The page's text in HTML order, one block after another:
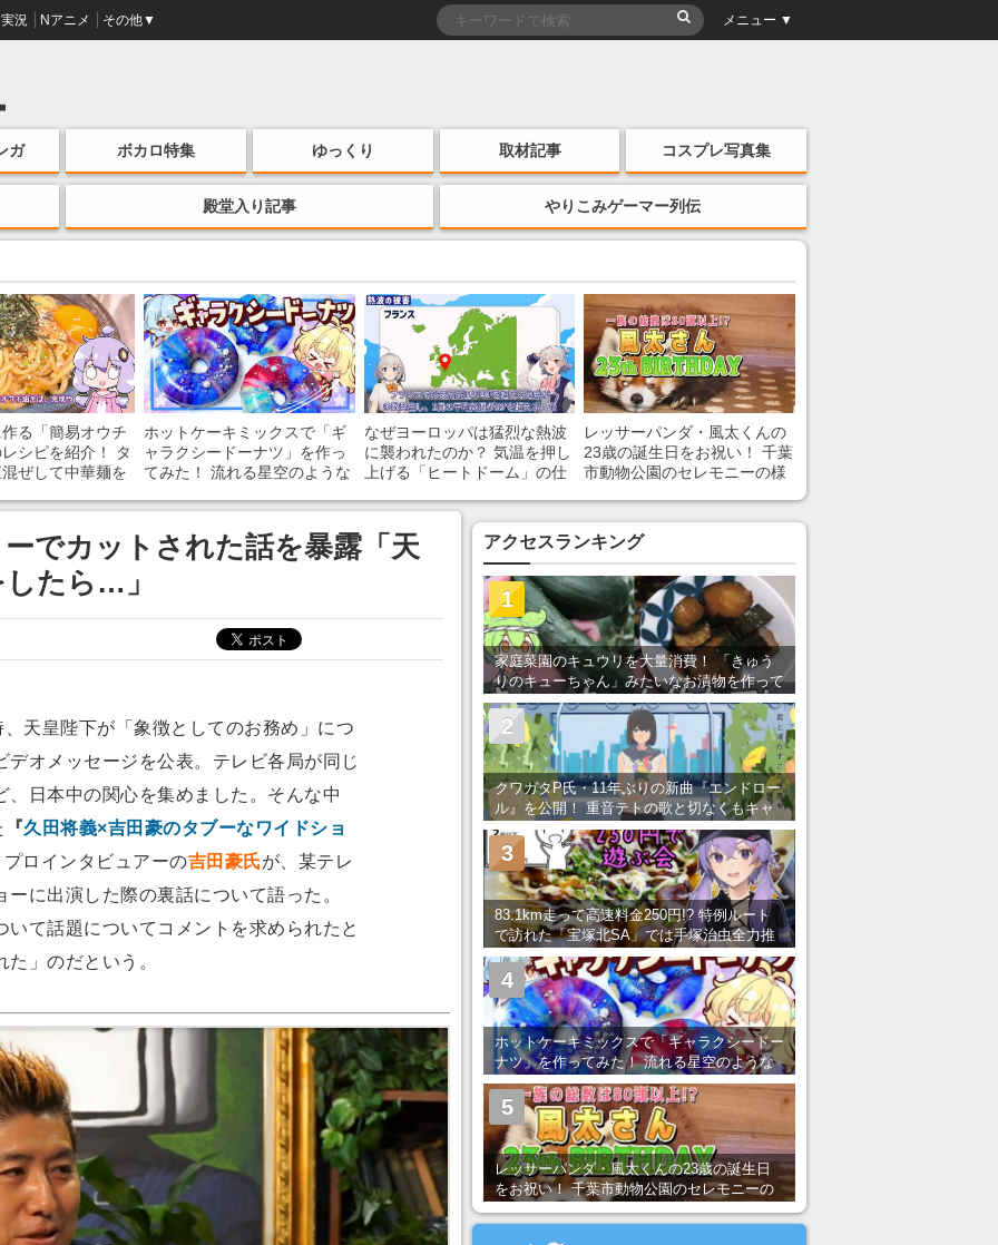
実況 Nアニメ その他▼ メニュー ▼
ガ ボカロ特集 ゆっくり 取材記事 コスプレ写真集
殿堂入り記事 やりこみゲーマー列伝
る「簡易オウチ
シピを紹介！ タ
ぜして中華麺を
う
ホットケーキミックスで「ギ
ャラクシードーナツ」を作っ
てみた！ 流れる星空のような
なぜヨーロッパは猛烈な熱波
に襲われたのか？ 気温を押し
上げる「ヒートドーム」の仕
レッサーパンダ・風太くんの
23歳の誕生日をお祝い！ 千葉
市動物公園のセレモニーの様
でカットされた話を暴露「天
たら…」
天皇陛下が「象徴としてのお務め」につ
デオメッセージを公表。テレビ各局が同じ
、日本中の関心を集めました。そんな中
『久田将義×吉田豪のタブーなワイドショ
ロインタビュアーの吉田豪氏が、某テレ
に出演した際の裏話について語った。
て話題についてコメントを求められたと
」のだという。
アクセスランキング
家庭菜園のキュウリを大量消費！ 「きゅう
りのキューちゃん」みたいなお漬物を作って
みた
1
クワガタP氏・11年ぶりの新曲『エンドロー
ル』を公開！ 重音テトの歌と切なくもキャ
ッチーなメロディーが胸にしみる
2
83.1km走って高速料金250円!? 特例ルート
で訪れた「宝塚北SA」では手塚治虫全力推
し＆関西グルメが楽しめる！
3
ホットケーキミックスで「ギャラクシードー
ナツ」を作ってみた！ 流れる星空のような
レンチン・レシピを紹介
4
レッサーパンダ・風太くんの23歳の誕生日
をお祝い！ 千葉市動物公園のセレモニーの
5